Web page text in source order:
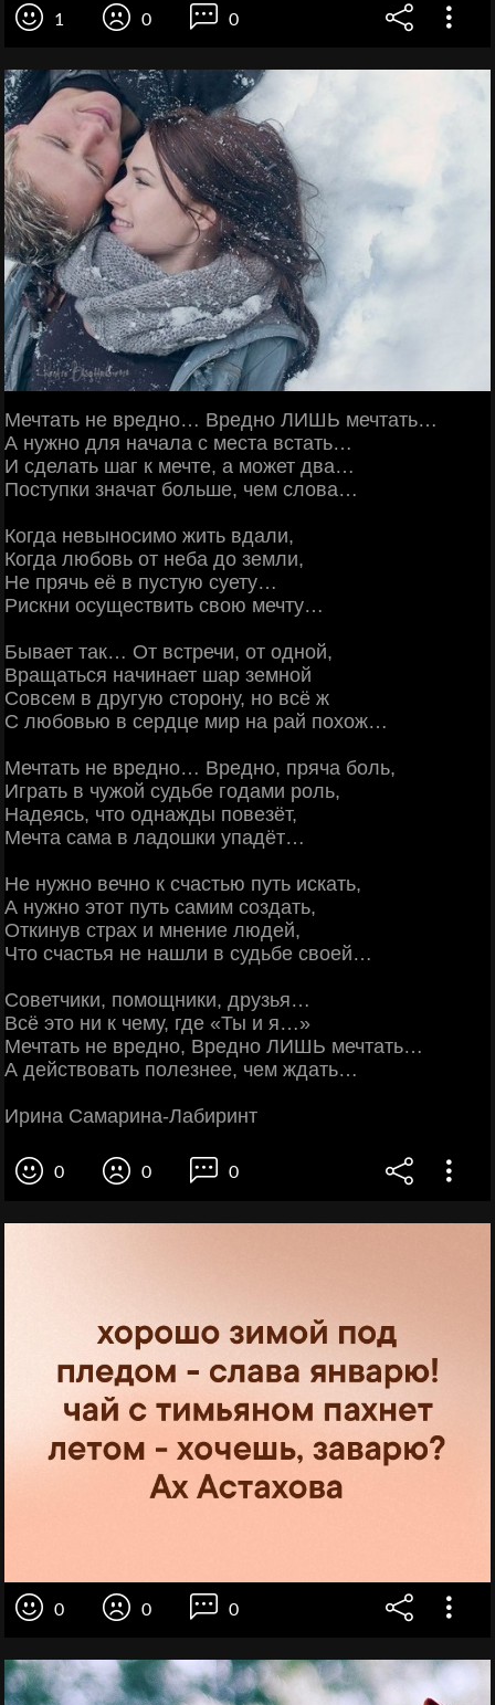
1 0 0
Мечтать не вредно… Вредно ЛИШЬ мечтать…
А нужно для начала с места встать…
И сделать шаг к мечте, а может два…
Поступки значат больше, чем слова…
Когда невыносимо жить вдали,
Когда любовь от неба до земли,
Не прячь её в пустую суету…
Рискни осуществить свою мечту…
Бывает так… От встречи, от одной,
Вращаться начинает шар земной
Совсем в другую сторону, но всё ж
С любовью в сердце мир на рай похож…
Мечтать не вредно… Вредно, пряча боль,
Играть в чужой судьбе годами роль,
Надеясь, что однажды повезёт,
Мечта сама в ладошки упадёт…
Не нужно вечно к счастью путь искать,
А нужно этот путь самим создать,
Откинув страх и мнение людей,
Что счастья не нашли в судьбе своей…
Советчики, помощники, друзья…
Всё это ни к чему, где «Ты и я…»
Мечтать не вредно, Вредно ЛИШЬ мечтать…
А действовать полезнее, чем ждать…
Ирина Самарина-Лабиринт
0 0 0
0 0 0